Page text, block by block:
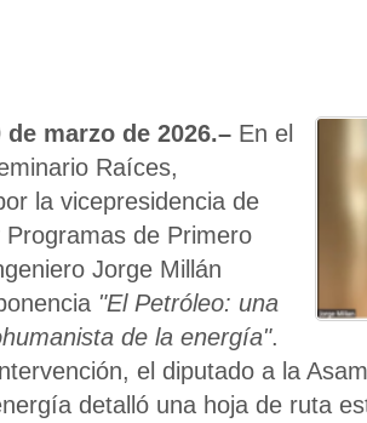
de marzo de 2026.– En el
Raíces,
la vicepresidencia de
Programas de Primero
Jorge Millán
"El Petróleo: una
de la energía".
el diputado a la
detalló una hoja de ruta